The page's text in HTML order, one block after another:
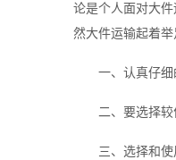
论是个人面对大
然大件运输起着
一、认真仔
二、要选择较
三、选择和